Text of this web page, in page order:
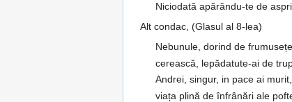
Niciodată apărându-te de
Alt condac, (Glasul al 8-lea)
Nebunule, dorind de
cerească, lepădatute-ai de
Andrei, singur, in pace ai
viața plină de înfrânări ale